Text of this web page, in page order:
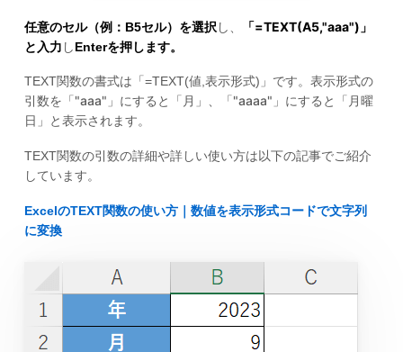
任意のセル（例：B5セル）を選択 し、 「=TEXT(A5,"aaa") 」
と入力 しEnterを押します。
TEXT関数の書式は「=TEXT(値,表示形式)」です。表示形式の
引数を「 "aaa" 」にすると「月」、「 "aaaa" 」にすると「月曜
日」と表示されます。
TEXT関数の引数の詳細や詳しい使い方は以下の記事でご紹介
しています。
ExcelのTEXT関数の使い方｜数値を表示形式コードで文字列
に変換